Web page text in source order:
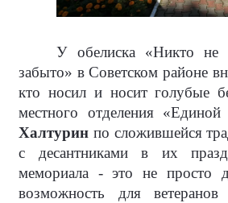
У обелиска «Никто не
забыто» в Советском районе
кто носил и носит голубые
местного отделения «Единой
Халтурин по сложившейся
с десантниками в их
мемориала - это не просто
возможность для